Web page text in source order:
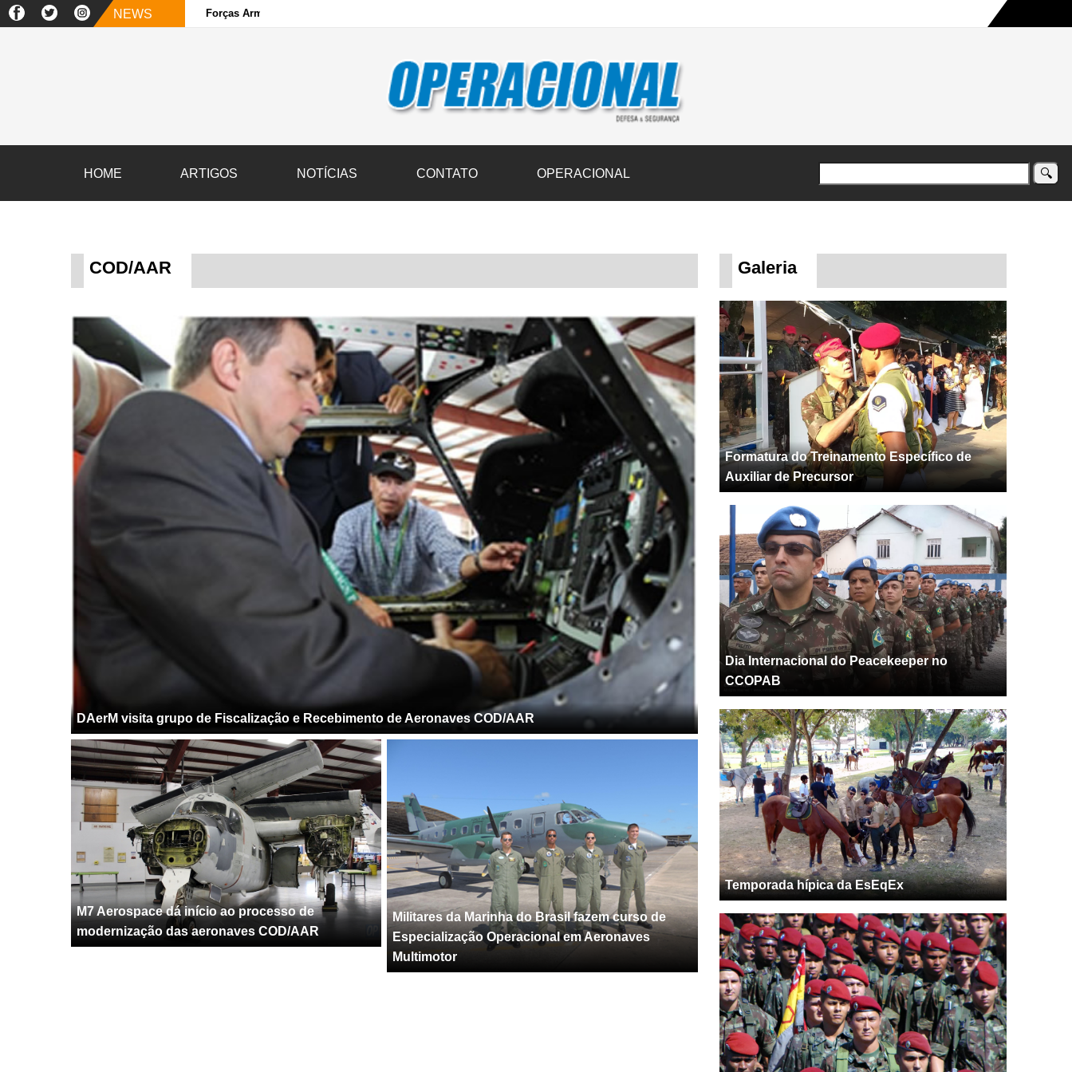
NEWS Forças Armadas e sociedade civil transportam 3,6 mil toneladas de donativos ao Rio Grande do Sul na maior campanha humanitária já registrada no país
HOME ARTIGOS NOTÍCIAS CONTATO OPERACIONAL
COD/AAR
DAerM visita grupo de Fiscalização e Recebimento de Aeronaves COD/AAR
M7 Aerospace dá início ao processo de
modernização das aeronaves COD/AAR
Militares da Marinha do Brasil fazem curso de
Especialização Operacional em Aeronaves
Multimotor
Galeria
Formatura do Treinamento Específico de
Auxiliar de Precursor
Dia Internacional do Peacekeeper no
CCOPAB
Temporada hípica da EsEqEx